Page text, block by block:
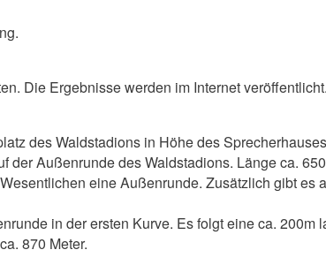
Die Ergebnisse werden im Internet
des Waldstadions in Höhe des
der Außenrunde des Waldstadions. Länge ca.
eine Außenrunde. Zusätzlich gibt
in der ersten Kurve. Es folgt eine ca.
870 Meter.